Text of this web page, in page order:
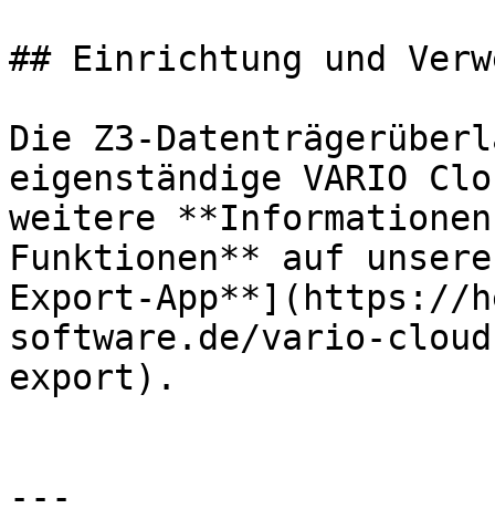
## Einrichtung und
Die Z3-
eigenständige VARIO
weitere
Funktionen** auf
Export-App**](https://
software.de/vario-
export).
---